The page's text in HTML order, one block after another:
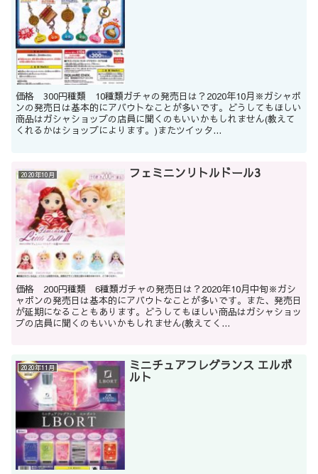
価格 300円種類 10種類ガチャの発売日は？2020年10月※ガシャポ
ンの発売日は基本的にアバウトなことが多いです。どうしてもほしい
商品はガシャショップの店員に聞くのもいいかもしれません(教えて
くれるかはショップによります。)またツイッタ...
2020年10月 フェミニンリトルドール3
価格 200円種類 6種類ガチャの発売日は？2020年10月中旬※ガシ
ャポンの発売日は基本的にアバウトなことが多いです。また、発売日
が延期になることもあります。どうしてもほしい商品はガシャショッ
プの店員に聞くのもいいかもしれません(教えてく...
2020年11月 ミニチュアフレグランス エルボ
ルト